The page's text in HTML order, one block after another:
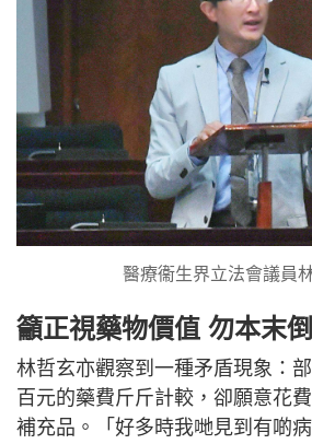
醫療衞生界立法會議員
籲正視藥物價值 勿本末
林哲玄亦觀察到一種矛盾現象：
百元的藥費斤斤計較，卻願意花
補充品。「好多時我哋見到有啲